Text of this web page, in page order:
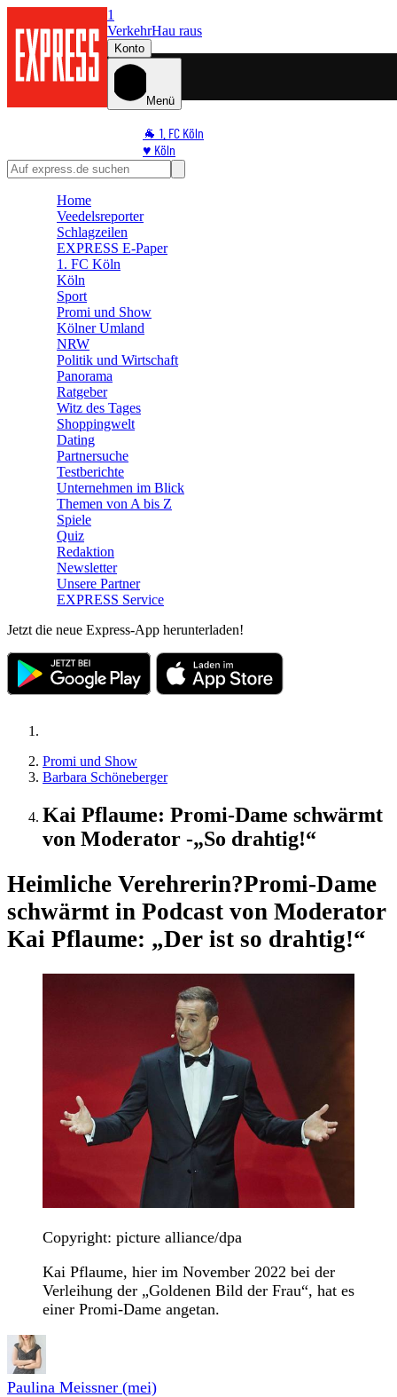
1
VerkehrHau raus
Konto
Menü
🐐 1. FC Köln
♥️ Köln
⭐ Promi
🛒 Shoppingwelt
Home
Veedelsreporter
Schlagzeilen
EXPRESS E-Paper
1. FC Köln
Köln
Sport
Promi und Show
Kölner Umland
NRW
Politik und Wirtschaft
Panorama
Ratgeber
Witz des Tages
Shoppingwelt
Dating
Partnersuche
Testberichte
Unternehmen im Blick
Themen von A bis Z
Spiele
Quiz
Redaktion
Newsletter
Unsere Partner
EXPRESS Service
Jetzt die neue Express-App herunterladen!
Promi und Show
Barbara Schöneberger
Kai Pflaume: Promi-Dame schwärmt
von Moderator -„So drahtig!“
Heimliche Verehrerin?Promi-Dame
schwärmt in Podcast von Moderator
Kai Pflaume: „Der ist so drahtig!“
Copyright: picture alliance/dpa
Kai Pflaume, hier im November 2022 bei der
Verleihung der „Goldenen Bild der Frau“, hat es
einer Promi-Dame angetan.
Paulina Meissner (mei)